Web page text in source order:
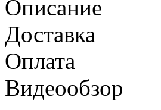
Описание
Доставка
Оплата
Видеообзор